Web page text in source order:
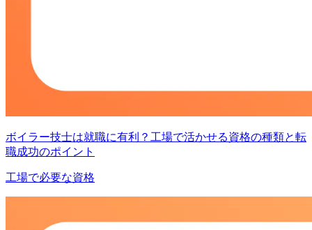
ボイラー技士は就職に有利？工場で活かせる資格の種類と転
職成功のポイント
工場で必要な資格